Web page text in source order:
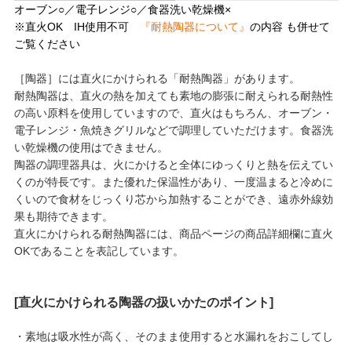
オーブン○／電子レンジ○／食器洗い乾燥機×
※直火OK IH使用不可
『耐熱陶器について』 の内容 も併せて
ご覧ください
［陶器］には直火にかけられる「耐熱陶器」があります。
耐熱陶器は、直火の熱を加えても素地の膨張に耐えられる耐熱性
の高い原料を使用していますので、直火はもちろん、オーブン・
電子レンジ・魚焼きグリルなどで調理していただけます。食器洗
い乾燥機の使用はできません。
陶器の調理器具は、火にかけると全体にゆっくりと熱を伝えてい
くのが特長です。また優れた保温性があり、一度温まると冷めに
くいので食材をじっくり芯から加熱することができ、遠赤外線効
果も期待できます。
直火にかけられる耐熱陶器には、商品ページの商品詳細欄に直火
OKであることを表記しています。
[直火にかけられる陶器の扱いかたのポイント]
・素地は吸水性が高く、そのまま使用すると水漏れをおこしてし